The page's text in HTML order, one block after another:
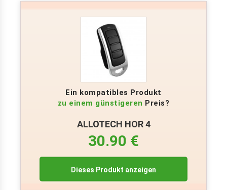
Ein kompatibles Produkt
zu einem günstigeren Preis?
ALLOTECH HOR 4
30.90 €
Dieses Produkt anzeigen